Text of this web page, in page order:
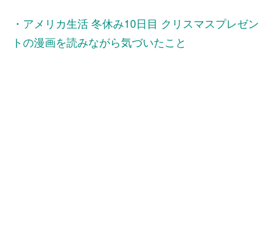
・アメリカ生活 冬休み10日目 クリスマスプレゼン
トの漫画を読みながら気づいたこと